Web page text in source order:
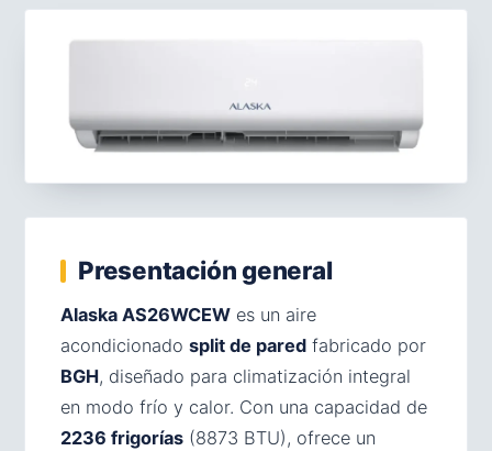
Presentación general
Alaska AS26WCEW es un aire
acondicionado split de pared fabricado por
BGH, diseñado para climatización integral
en modo frío y calor. Con una capacidad de
2236 frigorías (8873 BTU), ofrece un